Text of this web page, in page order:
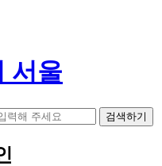
서울
검색하기